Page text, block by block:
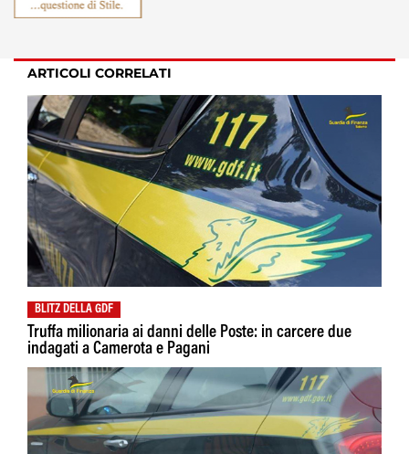
ARTICOLI CORRELATI
BLITZ DELLA GDF
Truffa milionaria ai danni delle Poste: in carcere due
indagati a Camerota e Pagani